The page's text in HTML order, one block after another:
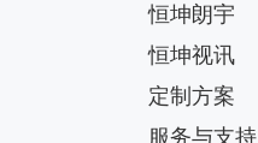
Matrix-HK-JZ-50@12-
24X88-5050-#0-1g-4
恒坤朗宇
恒坤视讯
定制方案
服务与支持